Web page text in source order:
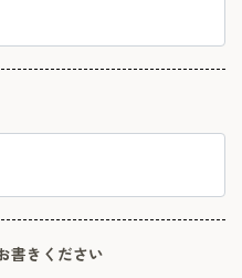
書きください